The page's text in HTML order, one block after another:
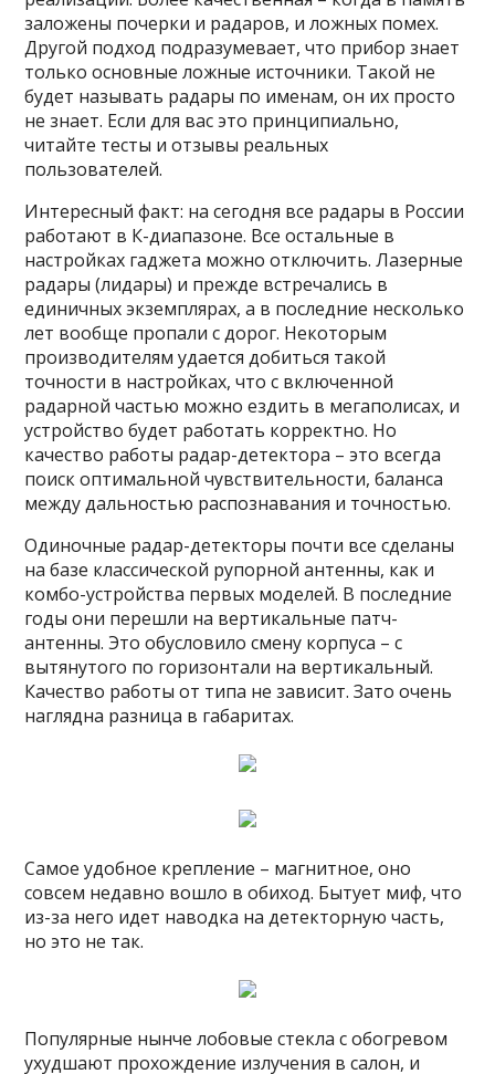
заложены почерки и радаров, и ложных помех.
Другой подход подразумевает, что прибор знает
только основные ложные источники. Такой не
будет называть радары по именам, он их просто
не знает. Если для вас это принципиально,
читайте тесты и отзывы реальных
пользователей.
Интересный факт: на сегодня все радары в России
работают в К-диапазоне. Все остальные в
настройках гаджета можно отключить. Лазерные
радары (лидары) и прежде встречались в
единичных экземплярах, а в последние несколько
лет вообще пропали с дорог. Некоторым
производителям удается добиться такой
точности в настройках, что с включенной
радарной частью можно ездить в мегаполисах, и
устройство будет работать корректно. Но
качество работы радар-детектора – это всегда
поиск оптимальной чувствительности, баланса
между дальностью распознавания и точностью.
Одиночные радар-детекторы почти все сделаны
на базе классической рупорной антенны, как и
комбо-устройства первых моделей. В последние
годы они перешли на вертикальные патч-
антенны. Это обусловило смену корпуса – с
вытянутого по горизонтали на вертикальный.
Качество работы от типа не зависит. Зато очень
наглядна разница в габаритах.
Самое удобное крепление – магнитное, оно
совсем недавно вошло в обиход. Бытует миф, что
из-за него идет наводка на детекторную часть,
но это не так.
Популярные нынче лобовые стекла с обогревом
ухудшают прохождение излучения в салон, и